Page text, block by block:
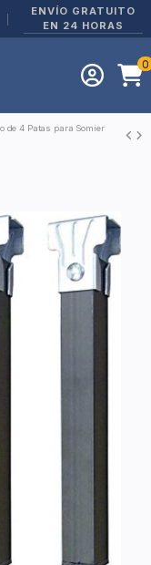
ENVÍO GRATUITO
EN 24 HORAS
0
de 4 Patas para Somier